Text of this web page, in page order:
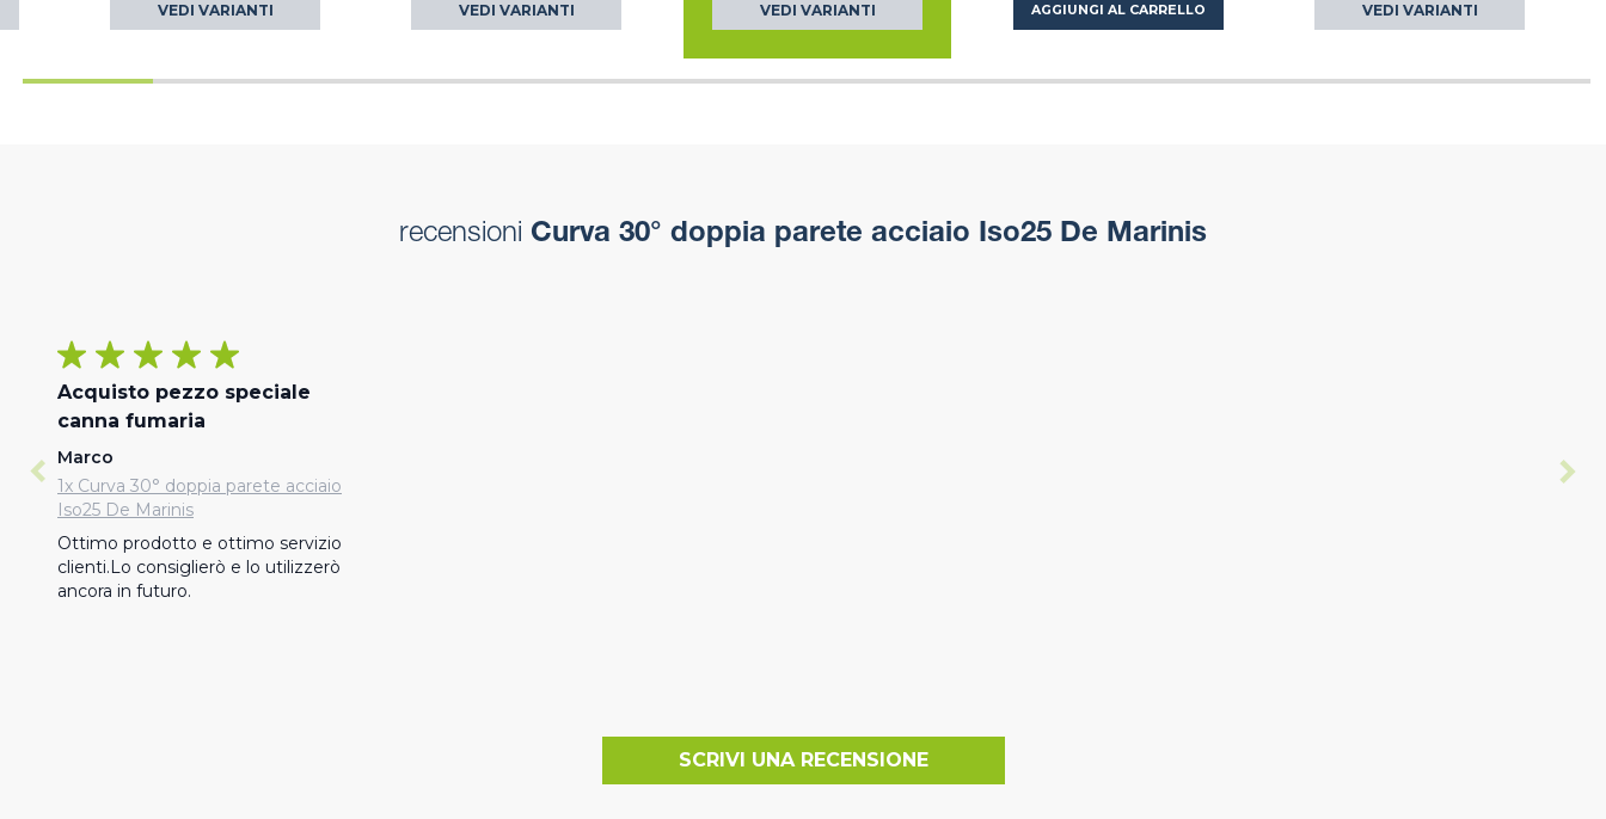
VEDI VARIANTI VEDI VARIANTI VEDI VARIANTI AGGIUNGI AL CARRELLO VEDI VARIANTI
recensioni Curva 30° doppia parete acciaio Iso25 De Marinis
Acquisto pezzo speciale
canna fumaria
Marco
1x Curva 30° doppia parete acciaio
Iso25 De Marinis
Ottimo prodotto e ottimo servizio
clienti.Lo consiglierò e lo utilizzerò
ancora in futuro.
SCRIVI UNA RECENSIONE